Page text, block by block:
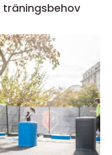
träningsbehov